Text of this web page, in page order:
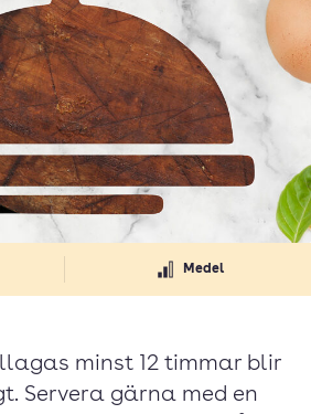
Medel
minst 12 timmar blir
Servera gärna med en